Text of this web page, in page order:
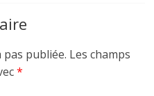
publiée. Les champs
*